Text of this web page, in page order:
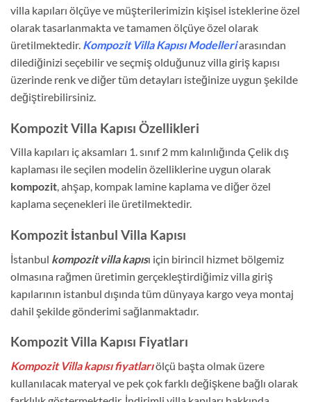
villa kapıları ölçüye ve müşterilerimizin kişisel isteklerine özel
olarak tasarlanmakta ve tamamen ölçüye özel olarak
üretilmektedir. Kompozit Villa Kapısı Modelleriarasından
dilediğinizi seçebilir ve seçmiş olduğunuz villa giriş kapısı
üzerinde renk ve diğer tüm detayları isteğinize uygun şekilde
değiştirebilirsiniz.
Kompozit Villa Kapısı Özellikleri
Villa kapıları iç aksamları 1. sınıf 2 mm kalınlığında Çelik dış
kaplaması ile seçilen modelin özelliklerine uygun olarak
kompozit, ahşap, kompak lamine kaplama ve diğer özel
kaplama seçenekleri ile üretilmektedir.
Kompozit İstanbul Villa Kapısı
İstanbul kompozit villa kapısı için birincil hizmet bölgemiz
olmasına rağmen üretimin gerçekleştirdiğimiz villa giriş
kapılarının istanbul dışında tüm dünyaya kargo veya montaj
dahil şekilde gönderimi sağlanmaktadır.
Kompozit Villa Kapısı Fiyatları
Kompozit Villa kapısı fiyatlarıölçü başta olmak üzere
kullanılacak materyal ve pek çok farklı değişkene bağlı olarak